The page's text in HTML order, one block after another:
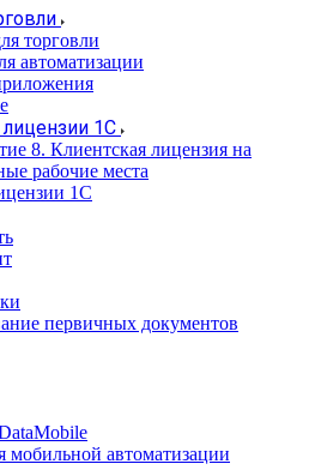
торговли
автоматизации
1С
8. Клиентская лицензия на
рабочие места
1С
первичных документов
мобильной автоматизации